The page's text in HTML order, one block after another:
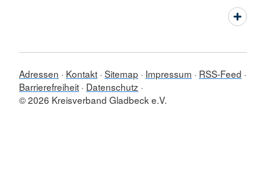
Adressen Kontakt Sitemap Impressum
RSS-Feed
Barrierefreiheit Datenschutz
© 2026 Kreisverband Gladbeck e.V.